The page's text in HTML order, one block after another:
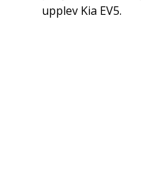
upplev Kia EV5.